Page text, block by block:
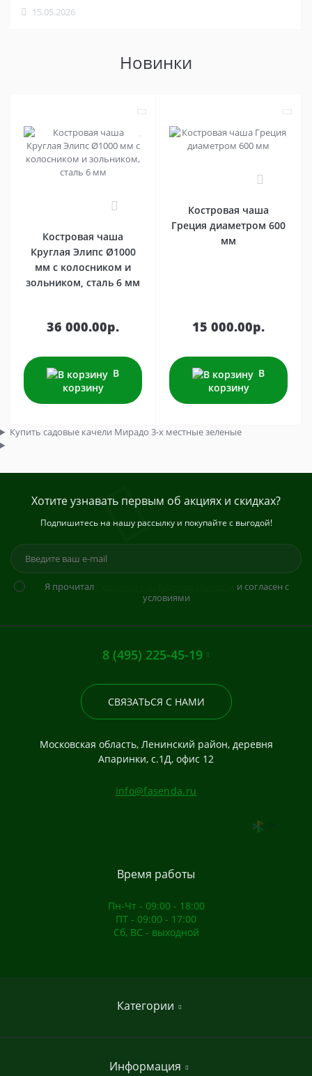
15.05.2026
Новинки
Костровая чаша
Круглая Элипс Ø1000
мм с колосником и
зольником, сталь 6 мм
36 000.00р.
В
корзину
Костровая чаша
Греция диаметром 600
мм
15 000.00р.
В
корзину
Купить садовые качели Мирадо 3-х местные зеленые
Хотите узнавать первым об акциях и скидках?
Подпишитесь на нашу рассылку и покупайте с выгодой!
Я прочитал
и согласен с
условиями
8 (495) 225-45-19
СВЯЗАТЬСЯ С НАМИ
Московская область, Ленинский район, деревня
Апаринки, с.1Д, офис 12
info@fasenda.ru
Категории
Домашние спортивные комплексы
Информация
Время работы
Пн-Чт - 09:00 - 18:00
ПТ - 09:00 - 17:00
Сб, ВС - выходной